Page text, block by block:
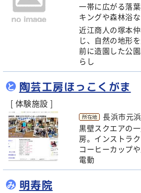
一帯に広がる落
キングや森林浴な
近江商人の塚本
じ、自然の地形
前に造園した公
らし
と 陶芸工房ほっこくがま
[ 体験施設 ]
長浜市元
黒壁スクエアの
房。インストラ
コーヒーカップ
電動
み 明寿院